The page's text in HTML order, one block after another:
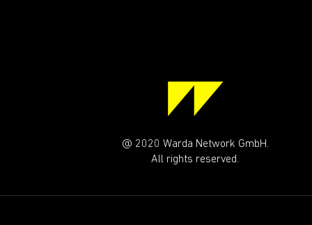
@ 2020 Warda Network GmbH.
All rights reserved.